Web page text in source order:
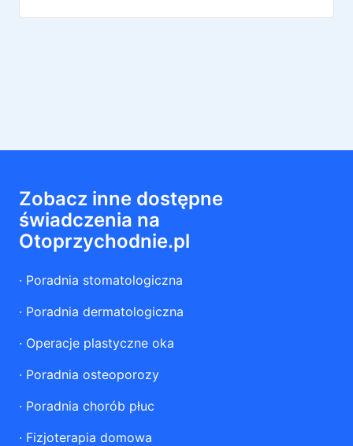
Zobacz inne dostępne
świadczenia na
Otoprzychodnie.pl
· Poradnia stomatologiczna
· Poradnia dermatologiczna
· Operacje plastyczne oka
· Poradnia osteoporozy
· Poradnia chorób płuc
· Fizjoterapia domowa